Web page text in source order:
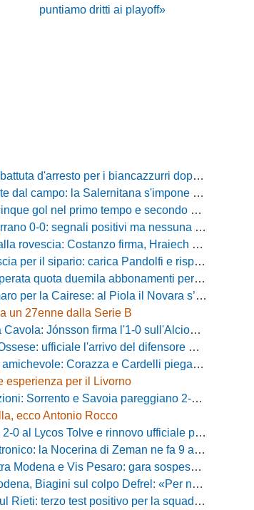
puntiamo dritti ai playoff»
d'arresto per i biancazzurri dopo tre successi
la Salernitana s'impone di misura 2-1
tempo e secondo successo per la squadra di Marchionni
positivi ma nessuna rete nell'ultimo collaudo
firma, Hraiech vicino e nel pomeriggio c'è l'amichevole
carica Pandolfi e risposta da record degli abbonati
duemila abbonamenti per il prossimo campionato
al Piola il Novara s’impone 2-0 con super Valdesi
un 27enne dalla Serie B
Jónsson firma l'1-0 sull'Alcione Milano
ufficiale l'arrivo del difensore Riccardo Idda
Corazza e Cardelli piegano lo Scandicci per 1-0
esperienza per il Livorno
e Savoia pareggiano 2-2 in amichevole
ecco Antonio Rocco
Lycos Tolve e rinnovo ufficiale per Llanos
Nocerina di Zeman ne fa 9 all'Atletico Agromonte
Pesaro: gara sospesa per il grave infortunio di Sersanti
Defrel: «Per noi rappresenta un sogno, a volte si realizzano»
terzo test positivo per la squadra di Andreucci